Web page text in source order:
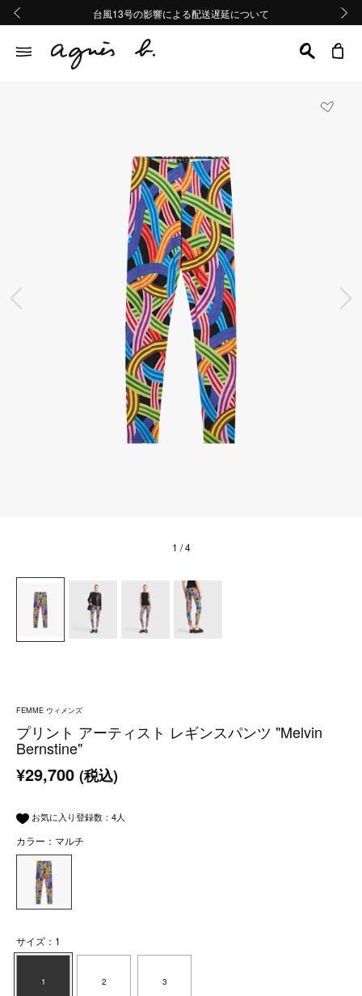
熊本地域地震の影響による配送遅延について
Summer Sale 2buy10%OFF!!
台風13号の影響による配送遅延について
熊本地域地震の影響による配送遅延について
Summer Sale 2buy10%OFF!!
前の画像
1 / 4
FEMME ウィメンズ
プリント アーティスト レギンスパンツ "Melvin
Bernstine"
¥29,700 (税込)
お気に入り登録数： 4人
カラー：マルチ
サイズ：1
1 2 3